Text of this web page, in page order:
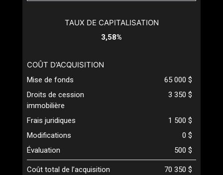
TAUX DE CAPITALISATION
3,58%
COÛT D’ACQUISITION
Mise de fonds
65 000 $
Droits de cession
immobilière
3 350 $
Frais juridiques
1 500 $
Modifications
0 $
Évaluation
500 $
Coût total de l’acquisition 70 350 $